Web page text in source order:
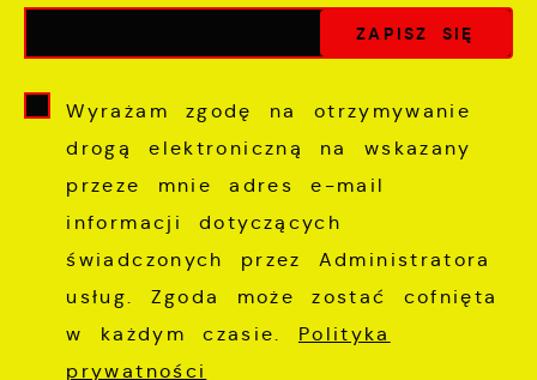
Wyrażam zgodę na otrzymywanie
drogą elektroniczną na wskazany
przeze mnie adres e-mail
informacji dotyczących
świadczonych przez Administratora
usług. Zgoda może zostać cofnięta
w każdym czasie. Polityka
prywatności